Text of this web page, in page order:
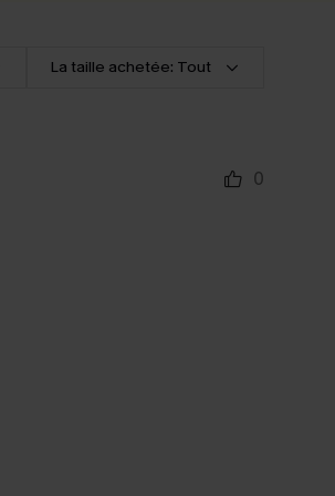
La taille achetée: Tout
0